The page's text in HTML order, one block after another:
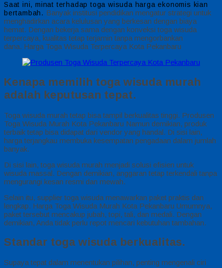
Saat ini, minat terhadap toga wisuda harga ekonomis kian
bertambah. Banyak institusi pendidikan mengatur strategi untuk
menghadirkan acara kelulusan yang berkesan dengan biaya
hemat. Dengan bekerja sama dengan konveksi toga wisuda
terpercaya, kualitas tetap terjamin tanpa mengorbankan
dana. Harga Toga Wisuda Terpercaya Kota Pekanbaru
Kenapa memilih toga wisuda murah
adalah keputusan tepat.
Toga wisuda murah tetap bisa tampil berkualitas tinggi. Produsen
Toga Wisuda Murah Kota Pekanbaru Namun demikian, produk
terbaik tetap bisa didapat dari vendor yang handal. Di sisi lain,
harga terjangkau membuka kesempatan pengadaan dalam jumlah
banyak.
Di sisi lain, toga wisuda murah menjadi solusi efisien untuk
wisuda massal. Dengan demikian, anggaran tetap terkendali tanpa
mengurangi kesan resmi dan mewah.
Selain itu, supplier toga wisuda menawarkan paket praktis dan
lengkap. Harga Toga Wisuda Murah Kota Pekanbaru Umumnya,
paket tersebut mencakup jubah, topi, tali, dan medali. Dengan
demikian, Anda tidak perlu repot mencari kebutuhan tambahan.
Standar toga wisuda berkualitas.
Supaya tepat dalam menentukan pilihan, penting mengenali ciri